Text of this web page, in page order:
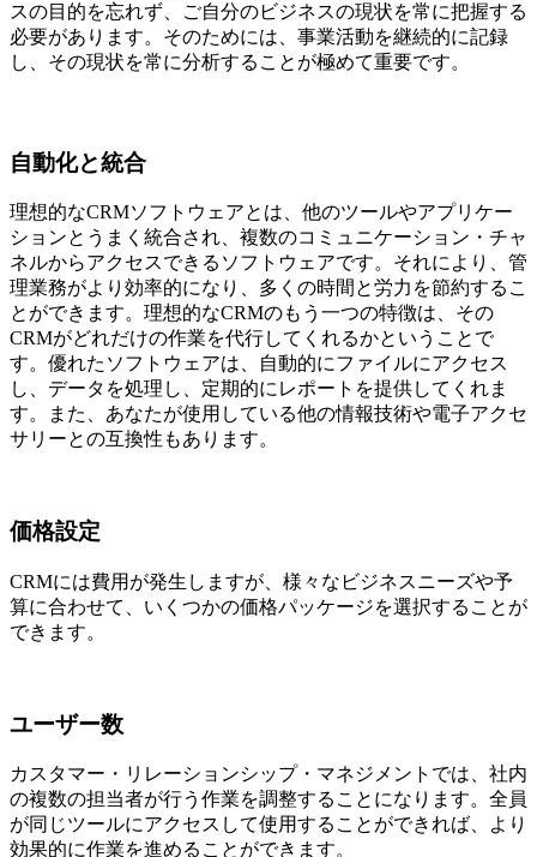
スの目的を忘れず、ご自分のビジネスの現状を常に把握する
必要があります。そのためには、事業活動を継続的に記録
し、その現状を常に分析することが極めて重要です。
自動化と統合
理想的なCRMソフトウェアとは、他のツールやアプリケー
ションとうまく統合され、複数のコミュニケーション・チャ
ネルからアクセスできるソフトウェアです。それにより、管
理業務がより効率的になり、多くの時間と労力を節約するこ
とができます。理想的なCRMのもう一つの特徴は、その
CRMがどれだけの作業を代行してくれるかということで
す。優れたソフトウェアは、自動的にファイルにアクセス
し、データを処理し、定期的にレポートを提供してくれま
す。また、あなたが使用している他の情報技術や電子アクセ
サリーとの互換性もあります。
価格設定
CRMには費用が発生しますが、様々なビジネスニーズや予
算に合わせて、いくつかの価格パッケージを選択することが
できます。
ユーザー数
カスタマー・リレーションシップ・マネジメントでは、社内
の複数の担当者が行う作業を調整することになります。全員
が同じツールにアクセスして使用することができれば、より
効果的に作業を進めることができます。